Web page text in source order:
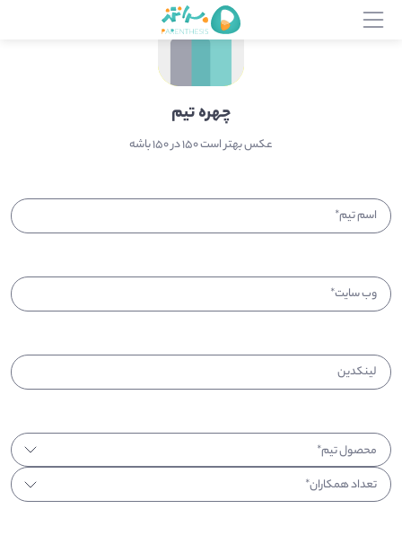
چهره تیم
عکس بهتر است 150 در 150 باشه
اسم تیم*
وب سایت*
لینکدین
محصول تیم*
تعداد همکاران*